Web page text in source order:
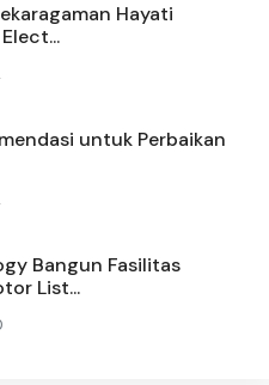
Hayati
untuk Perbaikan
Bangun Fasilitas
List...